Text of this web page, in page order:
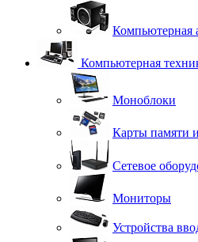
Компьютерная
Компьютерная
Моноблоки
Карты памяти
Сетевое
Мониторы
Устройства